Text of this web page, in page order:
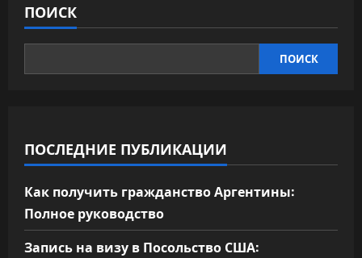
ПОИСК
ПОИСК
ПОСЛЕДНИЕ ПУБЛИКАЦИИ
Как получить гражданство Аргентины:
Полное руководство
Запись на визу в Посольство США: